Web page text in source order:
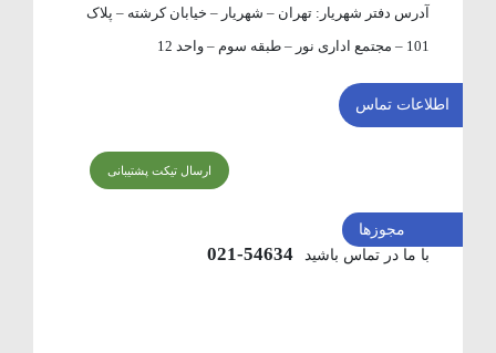
آدرس دفتر شهریار:تهران – شهریار – خیابان کرشته – پلاک
101 – مجتمع اداری نور – طبقه سوم – واحد 12
اطلاعات تماس
ارسال تیکت پشتیبانی
با ما در تماس باشید 54634-021
مجوزها